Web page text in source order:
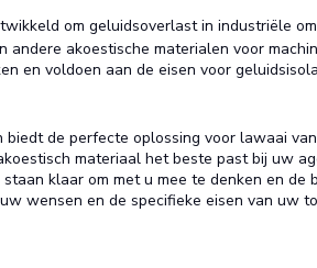
om geluidsoverlast in industriële
akoestische materialen voor
en voldoen aan de eisen voor
de perfecte oplossing voor lawaai
materiaal het beste past bij uw
klaar om met u mee te denken en de
wensen en de specifieke eisen van uw